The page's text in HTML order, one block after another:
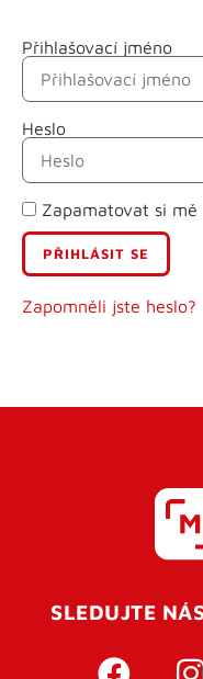
Přihlašovací jméno
Heslo
Zapamatovat si mě
Zapomněli jste heslo?
Jméno
Příjmení
E-mail
Uživatelské jméno
SLEDUJTE